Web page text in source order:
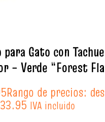
Gato con
– Verde “Forest
Rango de precios:
IVA incluido